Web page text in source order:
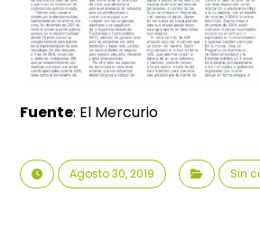
Fuente: El Mercurio
Agosto 30, 2019 Sin